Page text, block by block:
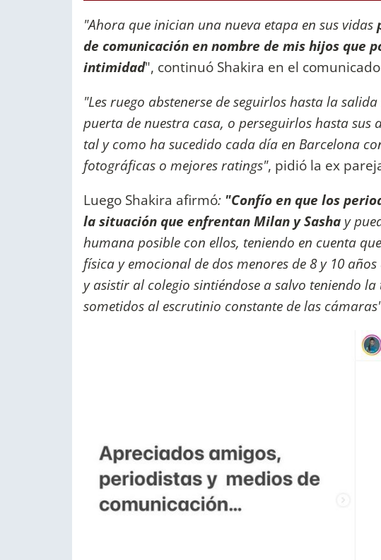
"Ahora que inician una nueva etapa en sus vidas
de comunicación en nombre de mis hijos que
intimidad", continuó Shakira en el
"Les ruego abstenerse de seguirlos hasta la
puerta de nuestra casa, o perseguirlos hasta sus
tal y como ha sucedido cada día en Barcelona
fotográficas o mejores ratings", pidió la ex
Luego Shakira afirmó: "Confío en que los
la situación que enfrentan Milan y Sasha y
humana posible con ellos, teniendo en cuenta
física y emocional de dos menores de 8 y 10
y asistir al colegio sintiéndose a salvo teniendo
sometidos al escrutinio constante de las